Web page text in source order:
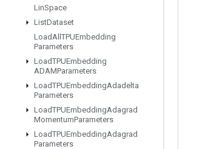
LinSpace
ListDataset
LoadAll TPUEmbedding
Parameters
LoadTPUEmbedding
ADAMParameters
LoadTPUEmbeddingAdadelta
Parameters
LoadTPUEmbeddingAdagrad
MomentumParameters
LoadTPUEmbeddingAdagrad
Parameters